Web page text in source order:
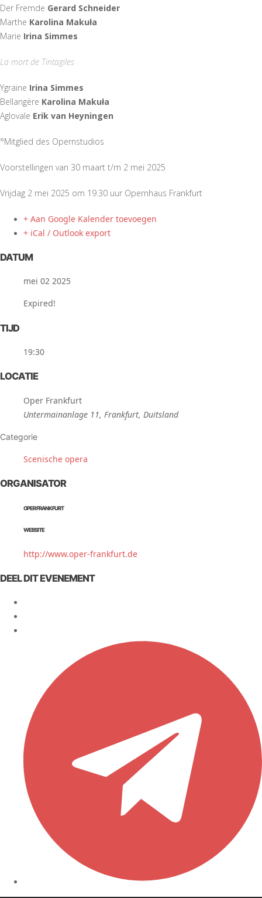
Der Fremde Gerard Schneider
Marthe Karolina Makuła
Marie Irina Simmes
La mort de Tintagiles
Ygraine Irina Simmes
Bellangère Karolina Makuła
Aglovale Erik van Heyningen
°Mitglied des Opernstudios
Voorstellingen van 30 maart t/m 2 mei 2025
Vrijdag 2 mei 2025 om 19.30 uur Opernhaus Frankfurt
+ Aan Google Kalender toevoegen
+ iCal / Outlook export
DATUM
mei 02 2025
Expired!
TIJD
19:30
LOCATIE
Oper Frankfurt
Untermainanlage 11, Frankfurt, Duitsland
Categorie
Scenische opera
ORGANISATOR
OPER FRANKFURT
WEBSITE
http://www.oper-frankfurt.de
DEEL DIT EVENEMENT